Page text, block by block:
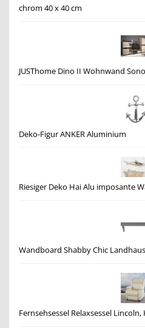
chrom 40 x 40 cm
JUSThome Dino II Wohnwand
Deko-Figur ANKER Aluminium
Riesiger Deko Hai Alu imposante
Wandboard Shabby Chic
Fernsehsessel Relaxsessel